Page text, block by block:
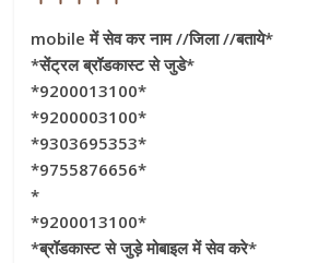
mobile में सेव कर नाम //जिला //बताये*
*सेंट्रल ब्रॉडकास्ट से जुडे*
*9200013100*
*9200003100*
*9303695353*
*9755876656*
*
*9200013100*
*ब्रॉडकास्ट से जुड़े मोबाइल में सेव करे*